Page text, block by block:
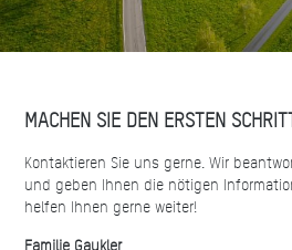
MACHEN SIE DEN ERSTEN
Kontaktieren Sie uns gerne. Wir
und geben Ihnen die nötigen
helfen Ihnen gerne weiter!
Familie Gaukler